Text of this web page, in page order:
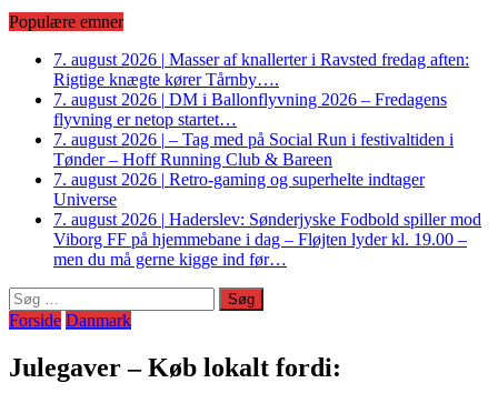
Populære emner
7. august 2026 | Masser af knallerter i Ravsted fredag aften:
Rigtige knægte kører Tårnby….
7. august 2026 | DM i Ballonflyvning 2026 – Fredagens
flyvning er netop startet…
7. august 2026 | – Tag med på Social Run i festivaltiden i
Tønder – Hoff Running Club & Bareen
7. august 2026 | Retro-gaming og superhelte indtager
Universe
7. august 2026 | Haderslev: Sønderjyske Fodbold spiller mod
Viborg FF på hjemmebane i dag – Fløjten lyder kl. 19.00 –
men du må gerne kigge ind før…
Søg
efter:
Forside Danmark
Julegaver – Køb lokalt fordi: